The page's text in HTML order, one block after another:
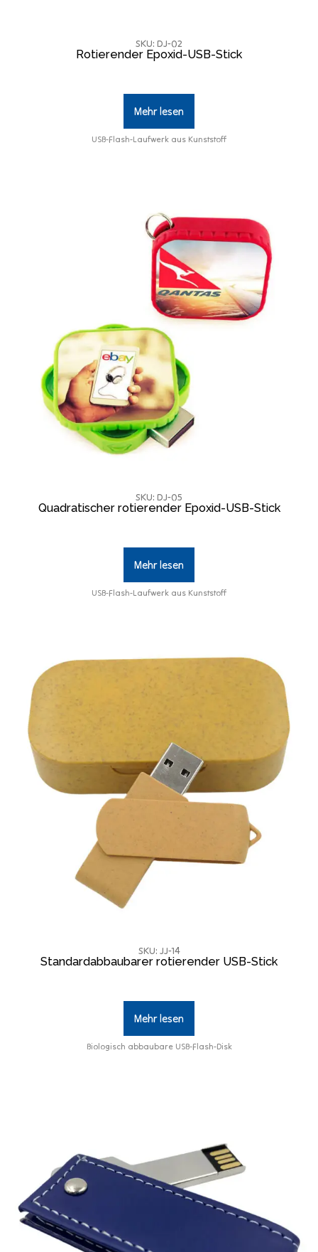
SKU: DJ-02
Rotierender Epoxid-USB-Stick
Mehr lesen
USB-Flash-Laufwerk aus Kunststoff
SKU: DJ-05
Quadratischer rotierender Epoxid-USB-Stick
Mehr lesen
USB-Flash-Laufwerk aus Kunststoff
SKU: JJ-14
Standardabbaubarer rotierender USB-Stick
Mehr lesen
Biologisch abbaubare USB-Flash-Disk